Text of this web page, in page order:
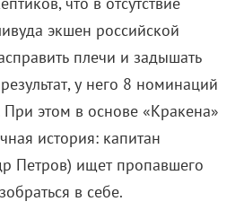
экшен российской
плечи и задышать
у него 8 номинаций
При этом в основе «Кракена»
история: капитан
Петров) ищет пропавшего
в себе.